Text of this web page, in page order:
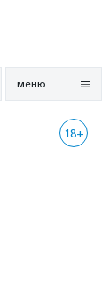
меню
18+